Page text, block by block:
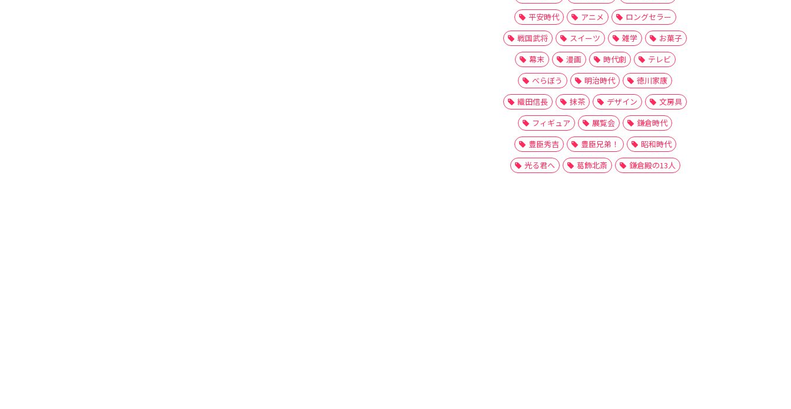
平安時代
アニメ
ロングセラー
戦国武将
スイーツ 雑学
お菓子
幕末
漫画 時代劇
テレビ
べらぼう
明治時代
徳川家康
織田信長
抹茶 デザイン
文房具
フィギュア
展覧会
鎌倉時代
豊臣秀吉
豊臣兄弟！
昭和時代
光る君へ
葛飾北斎 鎌倉殿の13人